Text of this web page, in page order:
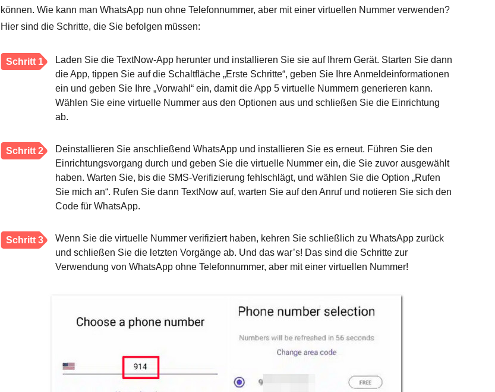
können. Wie kann man WhatsApp nun ohne Telefonnummer, aber mit einer virtuellen Nummer verwenden?
Hier sind die Schritte, die Sie befolgen müssen:
Schritt 1
Laden Sie die TextNow-App herunter und installieren Sie sie auf Ihrem Gerät. Starten Sie dann
die App, tippen Sie auf die Schaltfläche „Erste Schritte“, geben Sie Ihre Anmeldeinformationen
ein und geben Sie Ihre „Vorwahl“ ein, damit die App 5 virtuelle Nummern generieren kann.
Wählen Sie eine virtuelle Nummer aus den Optionen aus und schließen Sie die Einrichtung
ab.
Schritt 2
Deinstallieren Sie anschließend WhatsApp und installieren Sie es erneut. Führen Sie den
Einrichtungsvorgang durch und geben Sie die virtuelle Nummer ein, die Sie zuvor ausgewählt
haben. Warten Sie, bis die SMS-Verifizierung fehlschlägt, und wählen Sie die Option „Rufen
Sie mich an“. Rufen Sie dann TextNow auf, warten Sie auf den Anruf und notieren Sie sich den
Code für WhatsApp.
Schritt 3
Wenn Sie die virtuelle Nummer verifiziert haben, kehren Sie schließlich zu WhatsApp zurück
und schließen Sie die letzten Vorgänge ab. Und das war’s! Das sind die Schritte zur
Verwendung von WhatsApp ohne Telefonnummer, aber mit einer virtuellen Nummer!